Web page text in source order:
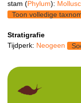
stam (Phylum):
Toon volledige
Stratigrafie
Tijdperk: Neogeen